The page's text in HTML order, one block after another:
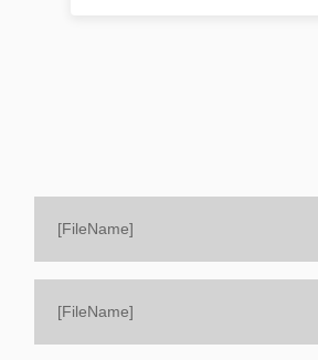
[FileName]
[FileName]